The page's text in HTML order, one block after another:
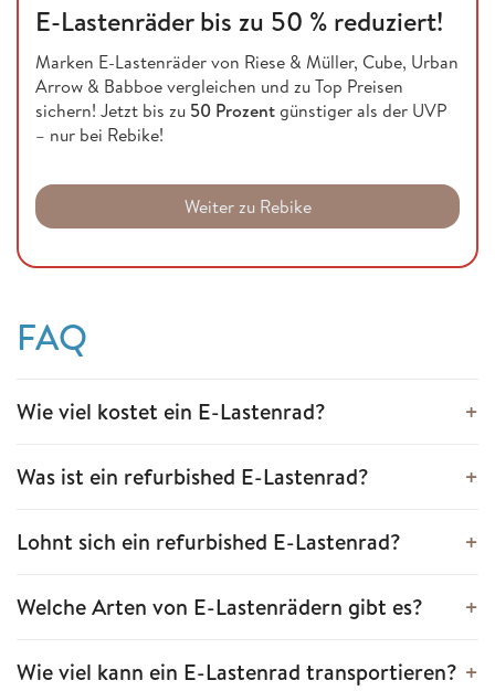
E-Lastenräder bis zu 50 % reduziert!
Marken E-Lastenräder von Riese & Müller, Cube, Urban
Arrow & Babboe vergleichen und zu Top Preisen
sichern! Jetzt bis zu 50 Prozentgünstiger als der UVP
– nur bei Rebike!
Weiter zu Rebike
FAQ
Wie viel kostet ein E-Lastenrad?
Was ist ein refurbished E-Lastenrad?
Lohnt sich ein refurbished E-Lastenrad?
Welche Arten von E-Lastenrädern gibt es?
Wie viel kann ein E-Lastenrad transportieren?